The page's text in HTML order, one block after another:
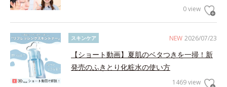
0 view
NEW 2026/07/23
スキンケア
【ショート動画】夏肌のベタつきを一掃！新
発売のふきとり化粧水の使い方
1469 view